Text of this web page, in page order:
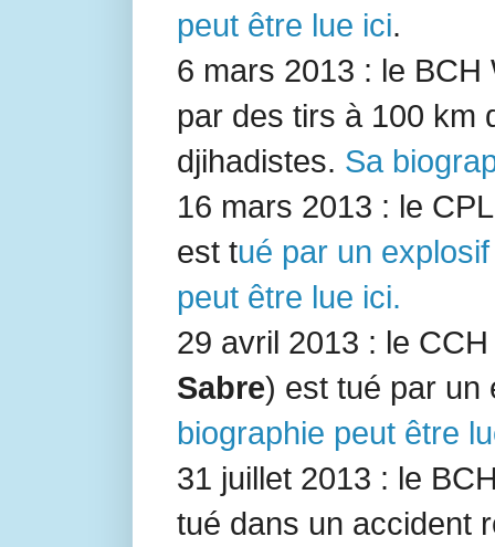
peut être lue ici.
6 mars 2013 : le BCH
par des tirs à 100 km
djihadistes. Sa
16 mars 2013 : le
est tué par un
peut être lue ici.
29 avril 2013 : le
Sabre) est tué par un
biographie peut être
31 juillet 2013 : le
tué dans un accident